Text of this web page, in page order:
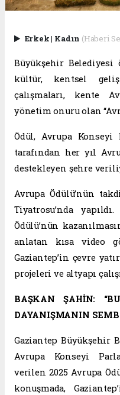
Erkek| Kadın (Haberi
Büyükşehir Belediyesi
kültür, kentsel
çalışmaları, kente
yönetim onuru olan
Ödül, Avrupa Konseyi
tarafından her yıl
destekleyen şehre
Avrupa Ödülü’nün
Tiyatrosu’nda
Ödülü’nün
anlatan kısa video
Gaziantep’in çevre
projeleri ve altyapı
BAŞKAN ŞAHİN:
DAYANIŞMANIN
Gaziantep Büyükşehir
Avrupa Konseyi
verilen 2025 Avrupa
konuşmada,